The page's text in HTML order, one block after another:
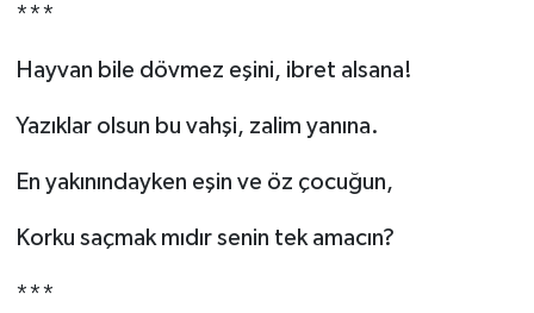
***
Hayvan bile dövmez eşini, ibret alsana!
Yazıklar olsun bu vahşi, zalim yanına.
En yakınındayken eşin ve öz çocuğun,
Korku saçmak mıdır senin tek amacın?
***